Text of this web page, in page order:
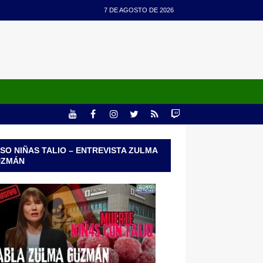
7 DE AGOSTO DE 2026
NIÑAS TALIO – ENTREVISTA ZULMA